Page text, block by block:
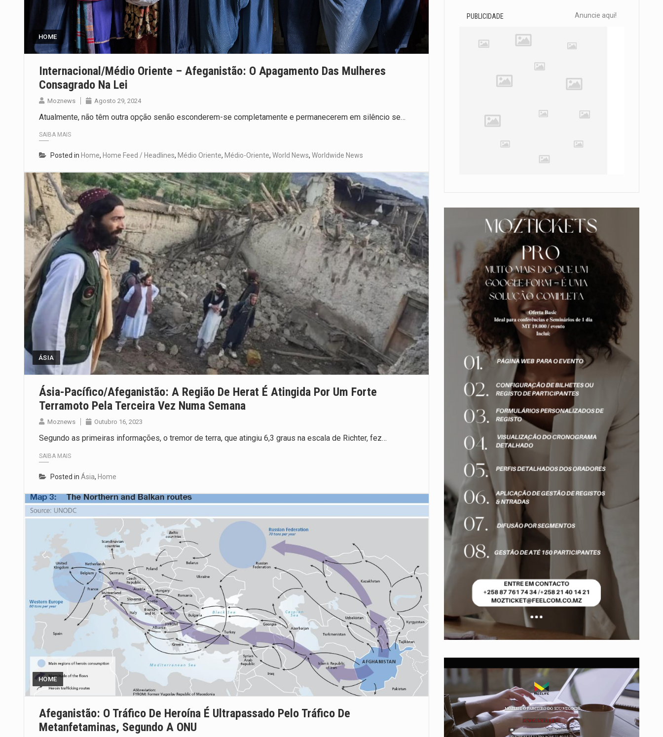
HOME
Internacional/Médio Oriente – Afeganistão: O Apagamento Das Mulheres
Consagrado Na Lei
Moznews Agosto 29, 2024
Atualmente, não têm outra opção senão esconderem-se completamente e permanecerem em silêncio se…
SAIBA MAIS
Posted in Home, Home Feed / Headlines, Médio Oriente, Médio-Oriente, World News, Worldwide News
ÁSIA
Ásia-Pacífico/Afeganistão: A Região De Herat É Atingida Por Um Forte
Terramoto Pela Terceira Vez Numa Semana
Moznews Outubro 16, 2023
Segundo as primeiras informações, o tremor de terra, que atingiu 6,3 graus na escala de Richter, fez…
SAIBA MAIS
Posted in Ásia, Home
HOME
Afeganistão: O Tráfico De Heroína É Ultrapassado Pelo Tráfico De
Metanfetaminas, Segundo A ONU
PUBLICIDADE Anuncie aqui!